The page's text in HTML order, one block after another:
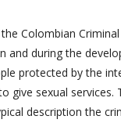
Colombian
and during the
protected by the
give sexual services.
description the